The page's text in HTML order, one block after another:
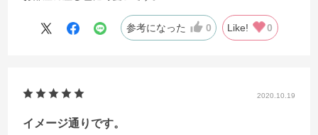
参考になった 0 Like! 0
2020.10.19
イメージ通りです。